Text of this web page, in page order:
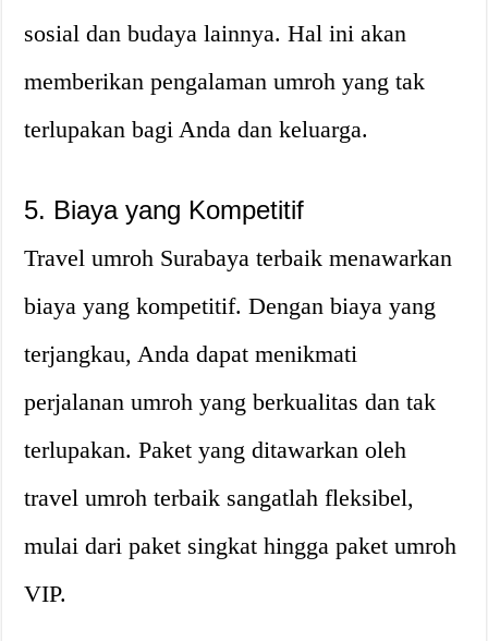
sosial dan budaya lainnya. Hal ini akan
memberikan pengalaman umroh yang tak
terlupakan bagi Anda dan keluarga.
5. Biaya yang Kompetitif
Travel umroh Surabaya terbaik menawarkan
biaya yang kompetitif. Dengan biaya yang
terjangkau, Anda dapat menikmati
perjalanan umroh yang berkualitas dan tak
terlupakan. Paket yang ditawarkan oleh
travel umroh terbaik sangatlah fleksibel,
mulai dari paket singkat hingga paket umroh
VIP.